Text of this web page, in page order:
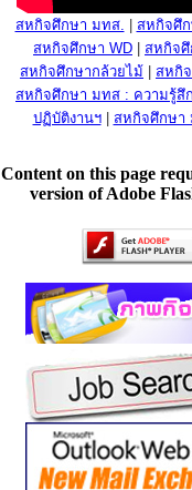
สหกิจศึกษา มทส.
สหกิจศึก
สหกิจศึกษา WD
สหกิจศึ
สหกิจศึกษากล้วยไม้
สหกิ
สหกิจศึกษา มทส : ความรู้สึ
ปฏิบัติงานฯ| สหกิจศึกษา
Content on this page
version of Adobe